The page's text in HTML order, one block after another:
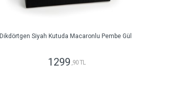
Dikdörtgen Siyah Kutuda Macaronlu Pembe Gül
1299 ,90 TL